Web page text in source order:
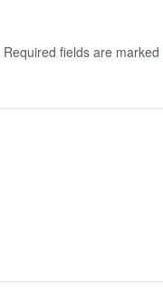
Required fields are marked